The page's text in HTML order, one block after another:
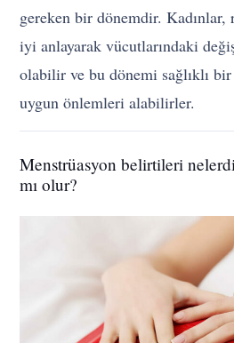
gereken bir dönemdir.
iyi anlayarak vücutlarındaki
olabilir ve bu dönemi sağlıklı
uygun önlemleri alabilirler.
Menstrüasyon belirtileri
mı olur?